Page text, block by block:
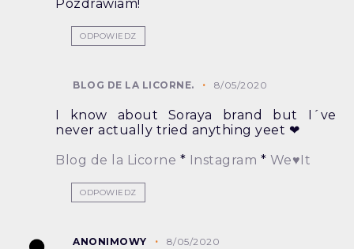
Pozdrawiam!
ODPOWIEDZ
BLOG DE LA LICORNE. 8/05/2020
I know about Soraya brand but I´ve
never actually tried anything yeet ❤
Blog de la Licorne * Instagram * We♥It
ODPOWIEDZ
ANONIMOWY 8/05/2020